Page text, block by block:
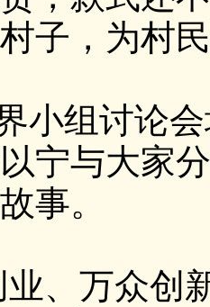
子，为村
小组讨论
宁与大家
事。
业、万众创